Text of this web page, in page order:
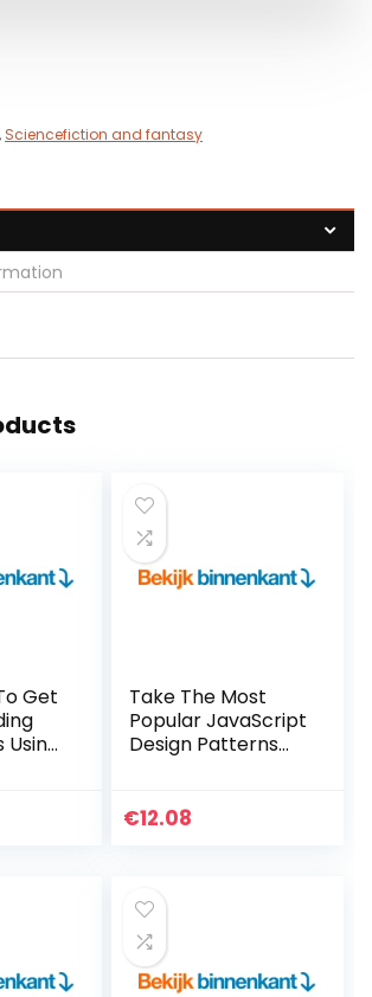
, Sciencefiction and fantasy
Get
Using
Take The Most
Popular JavaScript
Design Patterns
editie
€12.08